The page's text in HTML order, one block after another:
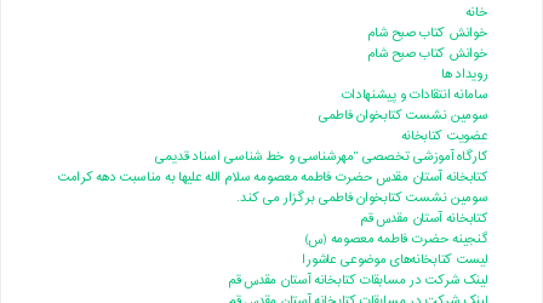
خانه
خوانش کتاب صبح شام
خوانش کتاب صبح شام
رویداد ها
سامانه انتقادات و پیشنهادات
سومین نشست کتابخوان فاطمی
عضویت کتابخانه
کارگاه آموزشی تخصصی "مهرشناسی و خط شناسی اسناد قدیمی
کتابخانه آستان مقدس حضرت فاطمه معصومه سلام الله علیها به مناسبت دهه کرامت
سومین نشست کتابخوان فاطمی برگزار می کند.
کتابخانه آستان مقدس قم
گنجینه حضرت فاطمه معصومه (س)
لیست کتابخانه‌های موضوعی عاشورا
لینک شرکت در مسابقات کتابخانه آستان مقدس قم